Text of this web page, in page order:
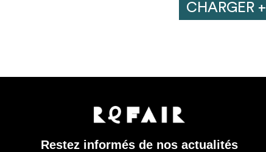
CHARGER +
Restez informés de nos actualités